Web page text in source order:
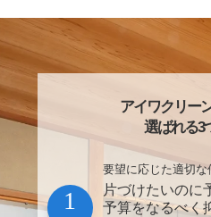
アイワクリー
選ばれる3
要望に応じた適切な
片づけたいのに
予算をなるべく
1